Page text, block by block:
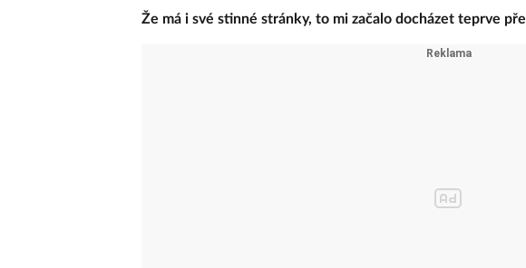
Že má i své stinné stránky, to mi začalo docházet teprve